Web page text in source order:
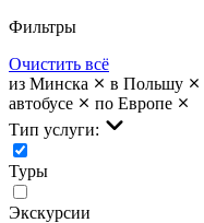
Фильтры
Очистить всё
из Минска
в Польшу
автобусе
по Европе
Тип услуги:
Туры
Экскурсии